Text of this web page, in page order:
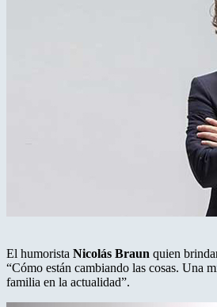
El humorista Nicolás Braun quien
“Cómo están cambiando las cosas. Una
familia en la actualidad”.